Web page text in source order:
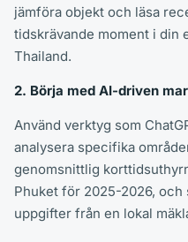
jämföra objekt och läsa
tidskrävande moment i din
Thailand.
2. Börja med AI-driven
Använd verktyg som
analysera specifika
genomsnittlig
Phuket för 2025-2026, och
uppgifter från en lokal